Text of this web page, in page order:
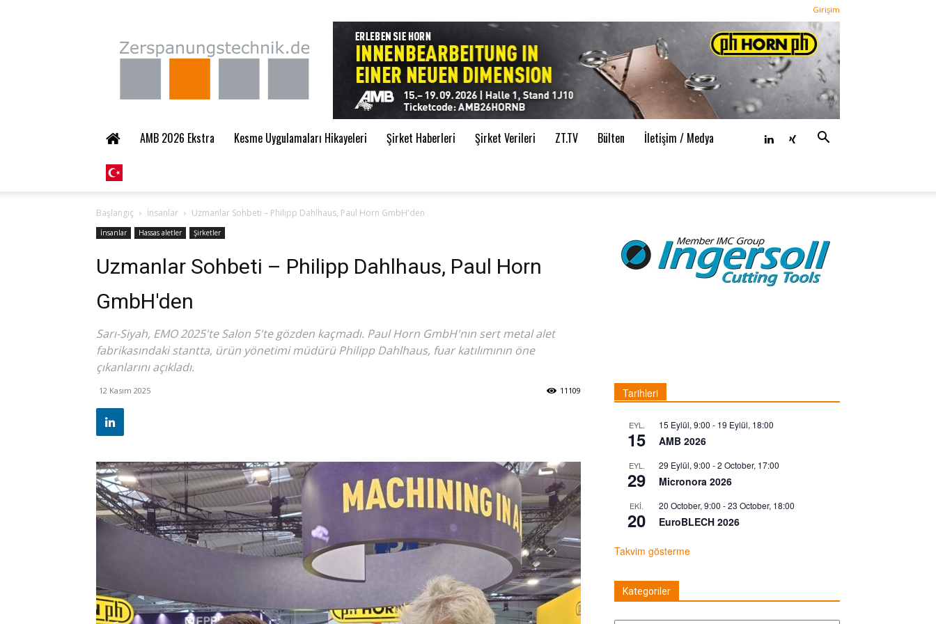
Girişim
Zerspanungstechnik.de
AMB 2026 Ekstra Kesme Uygulamaları Hikayeleri Şirket Haberleri Şirket Verileri ZT.TV Bülten İletişim / Medya
Başlangıç İnsanlar Uzmanlar Sohbeti – Philipp Dahlhaus, Paul Horn GmbH'den
İnsanlar Hassas aletler Şirketler
Uzmanlar Sohbeti – Philipp Dahlhaus, Paul Horn
GmbH'den
Sarı-Siyah, EMO 2025'te Salon 5'te gözden kaçmadı. Paul Horn GmbH'nın sert metal alet
fabrikasındaki stantta, ürün yönetimi müdürü Philipp Dahlhaus, fuar katılımının öne
çıkanlarını açıkladı.
12 Kasım 2025 11109 Tarihleri
EYL.
15
15 Eylül, 9:00 - 19 Eylül, 18:00
AMB 2026
EYL.
29
29 Eylül, 9:00 -2 October, 17:00
Micronora 2026
EKI.
20
20 October, 9:00 -23 October, 18:00
EuroBLECH 2026
Takvim gösterme
Kategoriler
Kategoriler